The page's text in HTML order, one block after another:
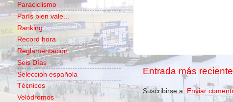
Entrada más reciente
Suscribirse a: Enviar
Paraciclismo
París bien vale...
Ranking
Record hora
Reglamentación
Seis Días
Selección española
Técnicos
Velódromos